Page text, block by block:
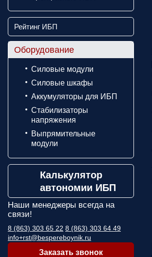
Рейтинг ИБП
Оборудование
Силовые модули
Силовые шкафы
Аккумуляторы для ИБП
Стабилизаторы
напряжения
Выпрямительные
модули
Калькулятор
автономии ИБП
Наши менеджеры всегда на
связи!
8 (863) 303 65 22 8 (863) 303 64 49
info+rst@bespereboynik.ru
Заказать звонок